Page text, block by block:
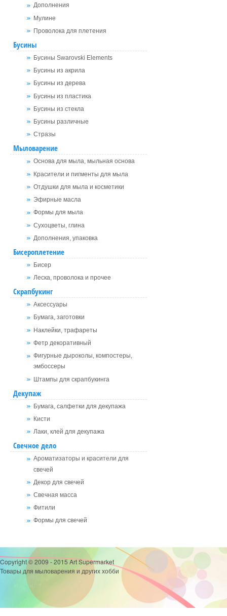
Дополнения
Мулине
Проволока для плетения
Бусины
Бусины Swarovski Elements
Бусины из акрила
Бусины из дерева
Бусины из пластика
Бусины из стекла
Бусины различные
Стразы
Мыловарение
Основа для мыла, мыльная основа
Красители и пигменты для мыла
Отдушки для мыла и косметики
Эфирные масла
Формы для мыла
Сухоцветы, глина
Дополнения, упаковка
Бисероплетение
Бисер
Леска, проволока и прочее
Скрапбукинг
Аксессуары
Бумага, заготовки
Наклейки, трафареты
Фетр декоративный
Фигурные дыроколы, компостеры,
эмбоссеры
Штампы для скрапбукинга
Декупаж
Бумага, салфетки для декупажа
Кисти
Лаки, клей для декупажа
Свечное дело
Ароматизаторы и красители для
свечей
Декор для свечей
Свечная масса
Фитили
Формы для свечей
Copyright © 2009 - 2015 Art Supermarket
Товары для мыловарения и других хобби